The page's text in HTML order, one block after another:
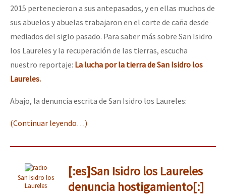
2015 pertenecieron a sus antepasados, y en ellas muchos de
sus abuelos y abuelas trabajaron en el corte de caña desde
mediados del siglo pasado. Para saber más sobre San Isidro
los Laureles y la recuperación de las tierras, escucha
nuestro reportaje: La lucha por la tierra de San Isidro los
Laureles.
Abajo, la denuncia escrita de San Isidro los Laureles:
(Continuar leyendo…)
San Isidro los
Laureles
[:es]San Isidro los Laureles
denuncia hostigamiento[:]